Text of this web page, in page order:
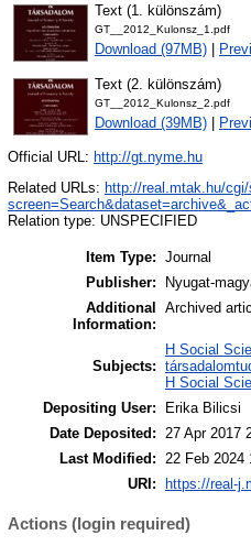
Text (1. különszám)
GT__2012_Kulonsz_1.pdf
Download (97MB)
Text (2. különszám)
GT__2012_Kulonsz_2.pdf
Download (39MB)
Official URL: http://gt.nyme.hu
Related URLs: http://real.mtak.hu/
Relation type: UNSPECIFIED
Item Type: Journal
Publisher:
Nyugat-
Additional
Information:
Archived
Subjects:
H Social
H Social
Depositing User:
Erika Bilicsi
Date Deposited:
27 Apr 2017
Last Modified:
22 Feb 2024
URI:
https://real-
Actions (login required)